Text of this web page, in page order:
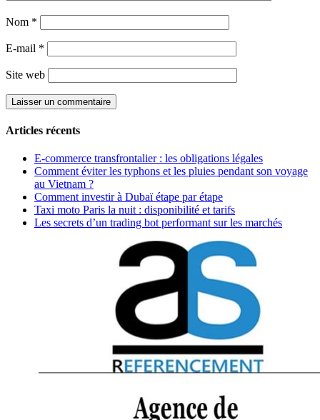
Nom *
E-mail *
Site web
Articles récents
E-commerce transfrontalier : les obligations légales
Comment éviter les typhons et les pluies pendant son voyage
au Vietnam ?
Comment investir à Dubaï étape par étape
Taxi moto Paris la nuit : disponibilité et tarifs
Les secrets d’un trading bot performant sur les marchés